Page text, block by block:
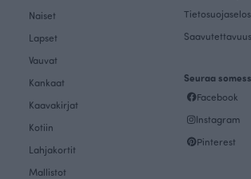
Naiset
Lapset
Vauvat
Kankaat
Kaavakirjat
Kotiin
Lahjakortit
Mallistot
Seuraa
Facebook
Instagram
Pinterest